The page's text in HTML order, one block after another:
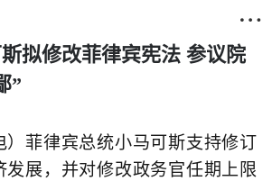

拟修改菲律宾宪法 参议院
”
）菲律宾总统小马可斯支持修订
发展，并对修改政务官任期上限